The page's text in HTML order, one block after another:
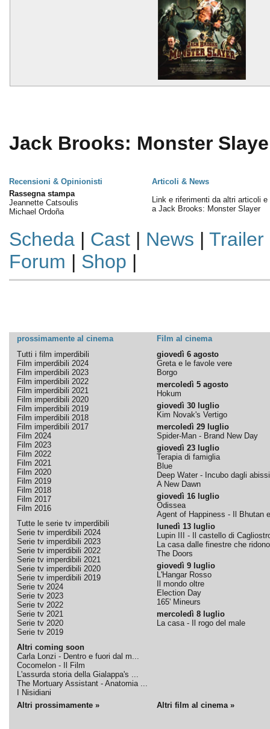
Jack Brooks: Monster
Recensioni & Opinionisti
Articoli & News
Rassegna stampa
Jeannette Catsoulis
Michael Ordoña
Link e riferimenti da altri articoli e
a Jack Brooks: Monster Slayer
Scheda| Cast| News | Trailer
Forum | Shop |
prossimamente al cinema
Film al cinema
Tutti i film imperdibili
Film imperdibili 2024
Film imperdibili 2023
Film imperdibili 2022
Film imperdibili 2021
Film imperdibili 2020
Film imperdibili 2019
Film imperdibili 2018
Film imperdibili 2017
Film 2024
Film 2023
Film 2022
Film 2021
Film 2020
Film 2019
Film 2018
Film 2017
Film 2016
Tutte le serie tv imperdibili
Serie tv imperdibili 2024
Serie tv imperdibili 2023
Serie tv imperdibili 2022
Serie tv imperdibili 2021
Serie tv imperdibili 2020
Serie tv imperdibili 2019
Serie tv 2024
Serie tv 2023
Serie tv 2022
Serie tv 2021
Serie tv 2020
Serie tv 2019
Altri coming soon
Carla Lonzi - Dentro e fuori dal m...
Cocomelon - Il Film
L'assurda storia della Gialappa's ...
The Mortuary Assistant - Anatomia ...
I Nisidiani
giovedì 6 agosto
Greta e le favole vere
Borgo
mercoledì 5 agosto
Hokum
giovedì 30 luglio
Kim Novak's Vertigo
mercoledì 29 luglio
Spider-Man - Brand New Day
giovedì 23 luglio
Terapia di famiglia
Blue
Deep Water - Incubo dagli abissi
A New Dawn
giovedì 16 luglio
Odissea
Agent of Happiness - Il Bhutan
lunedì 13 luglio
Lupin III - Il castello di
La casa dalle finestre che ridono
The Doors
giovedì 9 luglio
L'Hangar Rosso
Il mondo oltre
Election Day
165' Mineurs
mercoledì 8 luglio
La casa - Il rogo del male
Altri prossimamente » Altri film al cinema »